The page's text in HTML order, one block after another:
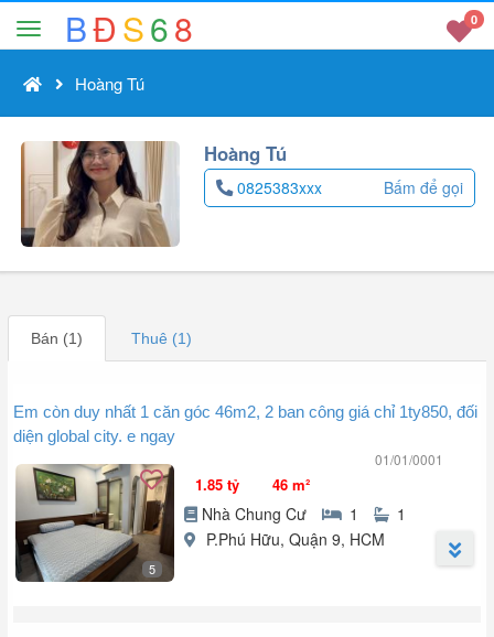
BĐS68 0
Hoàng Tú
Hoàng Tú
0825383xxx Bấm để gọi
Bán (1) Thuê (1)
Em còn duy nhất 1 căn góc 46m2, 2 ban công giá chỉ 1ty850, đối
diện global city. e ngay
01/01/0001
5
1.85 tỷ 46 m²
Nhà Chung Cư 1
1
P.Phú Hữu, Quận 9, HCM